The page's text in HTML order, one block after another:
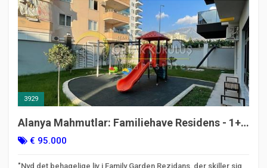
3929
Alanya Mahmutlar: Familiehave Residens - 1+1
lejligheder
€ 95.000
"Nyd det behagelige liv i Family Garden Rezidans, der skiller sig